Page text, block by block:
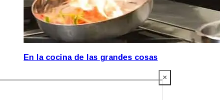
En la cocina de las grandes cosas
×